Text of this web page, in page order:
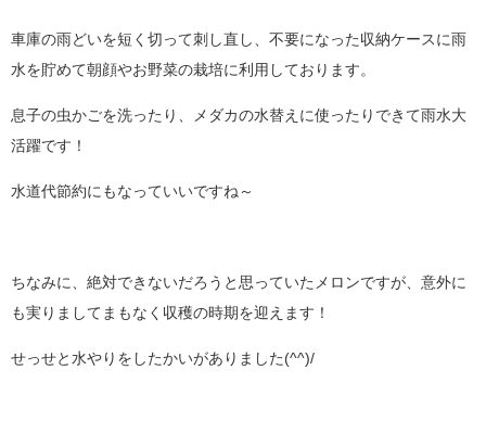
車庫の雨どいを短く切って刺し直し、不要になった収納ケースに雨
水を貯めて朝顔やお野菜の栽培に利用しております。
息子の虫かごを洗ったり、メダカの水替えに使ったりできて雨水大
活躍です！
水道代節約にもなっていいですね～
ちなみに、絶対できないだろうと思っていたメロンですが、意外に
も実りましてまもなく収穫の時期を迎えます！
せっせと水やりをしたかいがありました(^^)/